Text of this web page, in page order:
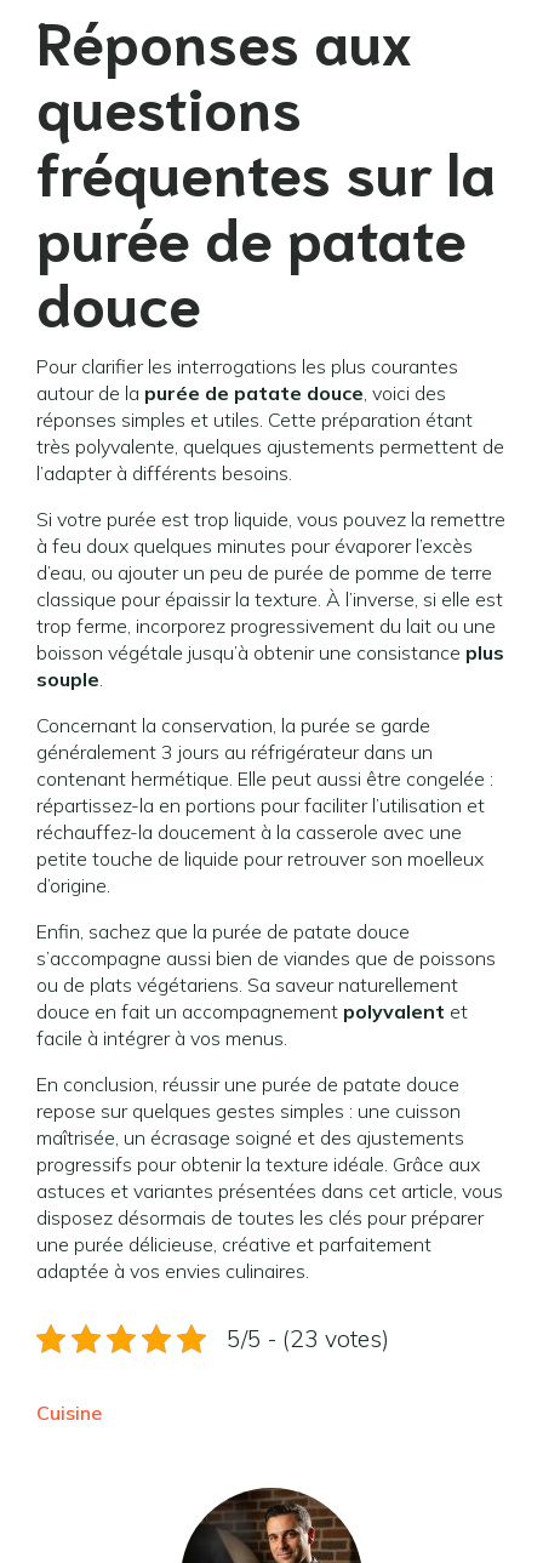
Réponses aux
questions
fréquentes sur la
purée de patate
douce
Pour clarifier les interrogations les plus courantes
autour de la purée de patate douce, voici des
réponses simples et utiles. Cette préparation étant
très polyvalente, quelques ajustements permettent de
l’adapter à différents besoins.
Si votre purée est trop liquide, vous pouvez la remettre
à feu doux quelques minutes pour évaporer l’excès
d’eau, ou ajouter un peu de purée de pomme de terre
classique pour épaissir la texture. À l’inverse, si elle est
trop ferme, incorporez progressivement du lait ou une
boisson végétale jusqu’à obtenir une consistance plus
souple.
Concernant la conservation, la purée se garde
généralement 3 jours au réfrigérateur dans un
contenant hermétique. Elle peut aussi être congelée :
répartissez-la en portions pour faciliter l’utilisation et
réchauffez-la doucement à la casserole avec une
petite touche de liquide pour retrouver son moelleux
d’origine.
Enfin, sachez que la purée de patate douce
s’accompagne aussi bien de viandes que de poissons
ou de plats végétariens. Sa saveur naturellement
douce en fait un accompagnement polyvalent et
facile à intégrer à vos menus.
En conclusion, réussir une purée de patate douce
repose sur quelques gestes simples : une cuisson
maîtrisée, un écrasage soigné et des ajustements
progressifs pour obtenir la texture idéale. Grâce aux
astuces et variantes présentées dans cet article, vous
disposez désormais de toutes les clés pour préparer
une purée délicieuse, créative et parfaitement
adaptée à vos envies culinaires.
5/5 - (23 votes)
Cuisine